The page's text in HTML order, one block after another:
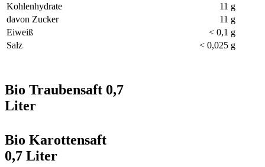
Kohlenhydrate
11 g
davon Zucker
11 g
Eiweiß
< 0,1 g
Salz
< 0,025 g
Bio Traubensaft 0,7
Liter
Bio Karottensaft
0,7 Liter